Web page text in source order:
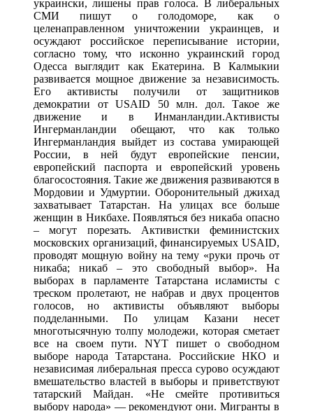
украински, лишены прав голоса. В либеральных
СМИ пишут о голодоморе, как о
целенаправленном уничтожении украинцев, и
осуждают российское переписывание истории,
согласно тому, что исконно украинский город
Одесса выглядит как Екатерина. В Калмыкии
развивается мощное движение за независимость.
Его активисты получили от защитников
демократии от USAID 50 млн. дол. Такое же
движение и в Инманландии.Активисты
Ингерманландии обещают, что как только
Ингерманландия выйдет из состава умирающей
России, в ней будут европейские пенсии,
европейский паспорта и европейский уровень
благосостояния. Такие же движения развиваются в
Мордовии и Удмуртии. Оборонительный джихад
захватывает Татарстан. На улицах все больше
женщин в Никбахе. Появляться без никаба опасно
– могут порезать. Активистки феминистских
московских организаций, финансируемых USAID,
проводят мощную войну на тему «руки прочь от
никаба; никаб – это свободный выбор». На
выборах в парламенте Татарстана исламисты с
треском пролетают, не набрав и двух процентов
голосов, но активисты объявляют выборы
подделанными. По улицам Казани несет
многотысячную толпу молодежи, которая сметает
все на своем пути. NYT пишет о свободном
выборе народа Татарстана. Российские НКО и
независимая либеральная пресса сурово осуждают
вмешательство властей в выборы и приветствуют
татарский Майдан. «Не смейте противиться
выбору народа» — рекомендуют они. Мигранты в